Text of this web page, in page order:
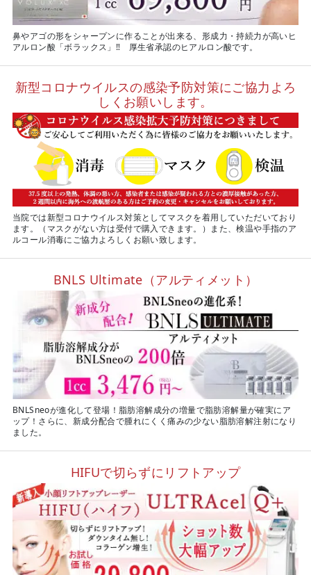
鼻やアゴの形をシャープンに作ることが出来る、形成力・持続力が高いヒ
アルロン酸「ボラックス」‼ 厚生省承認のヒアルロン酸です。
新型コロナウイルスの感染予防対策にご協力よろ
しくお願いします。
当院では新型コロナウイルス対策としてマスクを着用していただいており
ます。（マスクがない方は受付で購入できます。）また、検温や手指のア
ルコール消毒にご協力よろしくお願い致します。
BNLS Ultimate（アルティメット）
BNLSneoが進化して登場！脂肪溶解成分の増量で脂肪溶解量が確実にア
ップ！さらに、新成分配合で腫れにくく痛みの少ない脂肪溶解注射になり
ました。
HIFUで切らずにリフトアップ